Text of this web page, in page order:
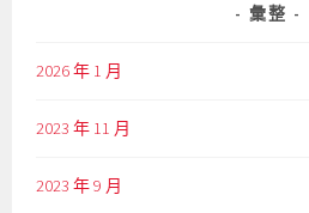
彙整
2026 年 1 月
2023 年 11 月
2023 年 9 月